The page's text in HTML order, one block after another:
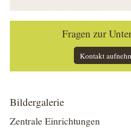
Fragen zur
Kontakt
Bildergalerie
Zentrale Einrichtungen